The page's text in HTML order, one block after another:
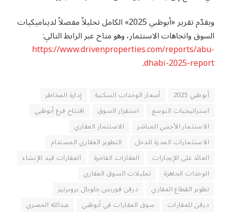
ويقدّم تقرير «أبوظبي 2025» الكامل تحليلاً مفصلاً لديناميكيات
السوق واتجاهات الاستثمار، وهو متاح عبر الرابط التالي:
https://www.drivenproperties.com/reports/abu-
dhabi-2025-report
.
أبوظبي 2025 أسعار الوحدات السكنية
إدارة المخاطر
استراتيجيات التوسع
استقرار السوق
افتتاح فرع أبوظبي
الاستثمار الأجنبي المباشر
الاستثمار العقاري
الاستثمارات المدرة للدخل
التطوير العقاري المستدام
العائد على الإيجارات
العقارات الفاخرة
العقارات قيد الإنشاء
الوحدات الجاهزة
تحليلات السوق العقاري
تطوير القطاع العقاري
درفن فوربس جلوبال بروبرتيز
درفن للعقارات
سوق العقارات في أبوظبي
عبدالله الحصري